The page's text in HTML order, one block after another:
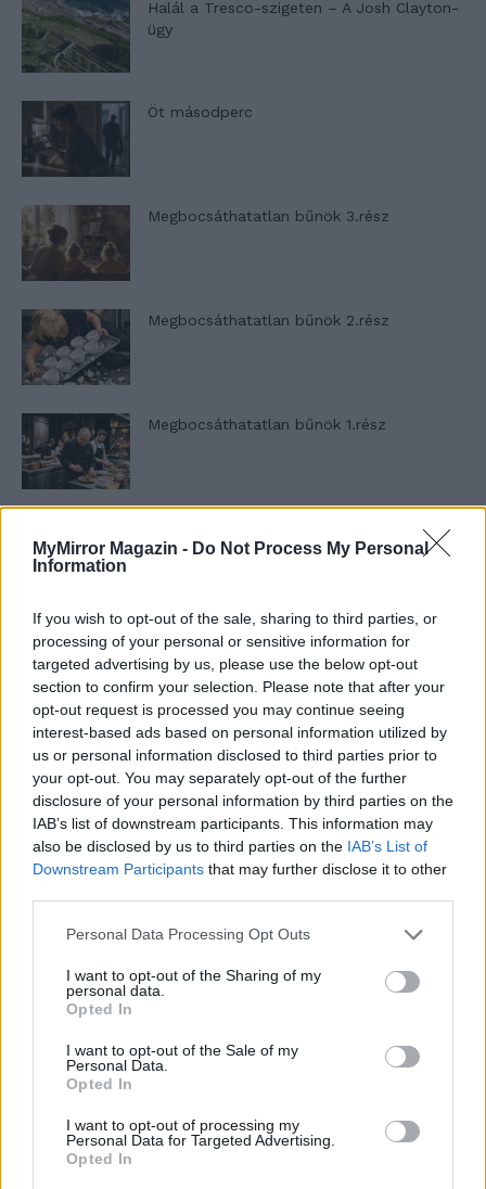
MyMirror Magazin - Do Not Process My Personal
Information
If you wish to opt-out of the sale, sharing to third parties, or
processing of your personal or sensitive information for
targeted advertising by us, please use the below opt-out
section to confirm your selection. Please note that after your
opt-out request is processed you may continue seeing
interest-based ads based on personal information utilized by
us or personal information disclosed to third parties prior to
your opt-out. You may separately opt-out of the further
disclosure of your personal information by third parties on the
IAB’s list of downstream participants. This information may
also be disclosed by us to third parties on the IAB’s List of
Downstream Participants that may further disclose it to other
Personal Data Processing Opt Outs
I want to opt-out of the Sharing of my
personal data.
Opted In
I want to opt-out of the Sale of my
Personal Data.
Opted In
I want to opt-out of processing my
Personal Data for Targeted Advertising.
Opted In
Halál a Tresco-szigeten – A Josh Clayton-
ügy
Öt másodperc
Megbocsáthatatlan bűnök 3.rész
Megbocsáthatatlan bűnök 2.rész
Megbocsáthatatlan bűnök 1.rész
Szent Genovéva, a túlélő Franciaország
jelképe
Minka 12. rész
Minka 11. rész
T. szereti a fiatal lányokat 14. rész
Pedig szóltam… – Miért nem hiszünk a
nőknek, amikor segítséget kérnek?
A legidegesítőbb kifejezések laza
gyűjteménye
Elyna Robbs: Adéle és az örökölt árnyak